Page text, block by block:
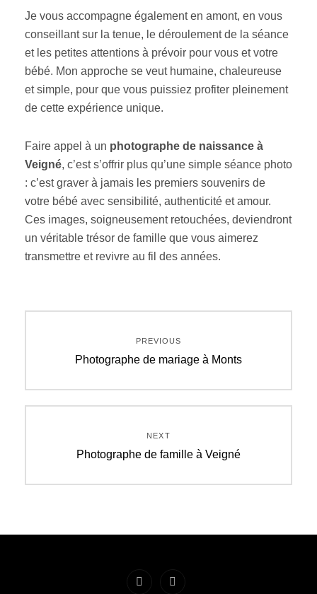
Je vous accompagne également en amont, en vous
conseillant sur la tenue, le déroulement de la séance
et les petites attentions à prévoir pour vous et votre
bébé. Mon approche se veut humaine, chaleureuse
et simple, pour que vous puissiez profiter pleinement
de cette expérience unique.
Faire appel à un photographe de naissance à
Veigné, c’est s’offrir plus qu’une simple séance photo
: c’est graver à jamais les premiers souvenirs de
votre bébé avec sensibilité, authenticité et amour.
Ces images, soigneusement retouchées, deviendront
un véritable trésor de famille que vous aimerez
transmettre et revivre au fil des années.
l’article
PREVIOUS
Previous
Photographe de mariage à Monts
NEXT
Next
Photographe de famille à Veigné